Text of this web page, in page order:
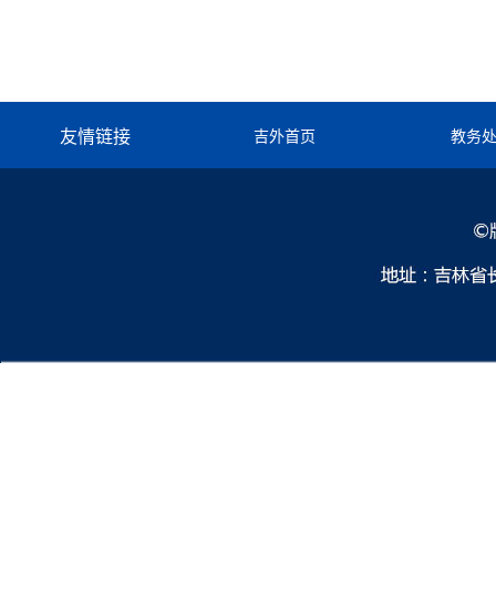
友情链接 吉外首页 教务处